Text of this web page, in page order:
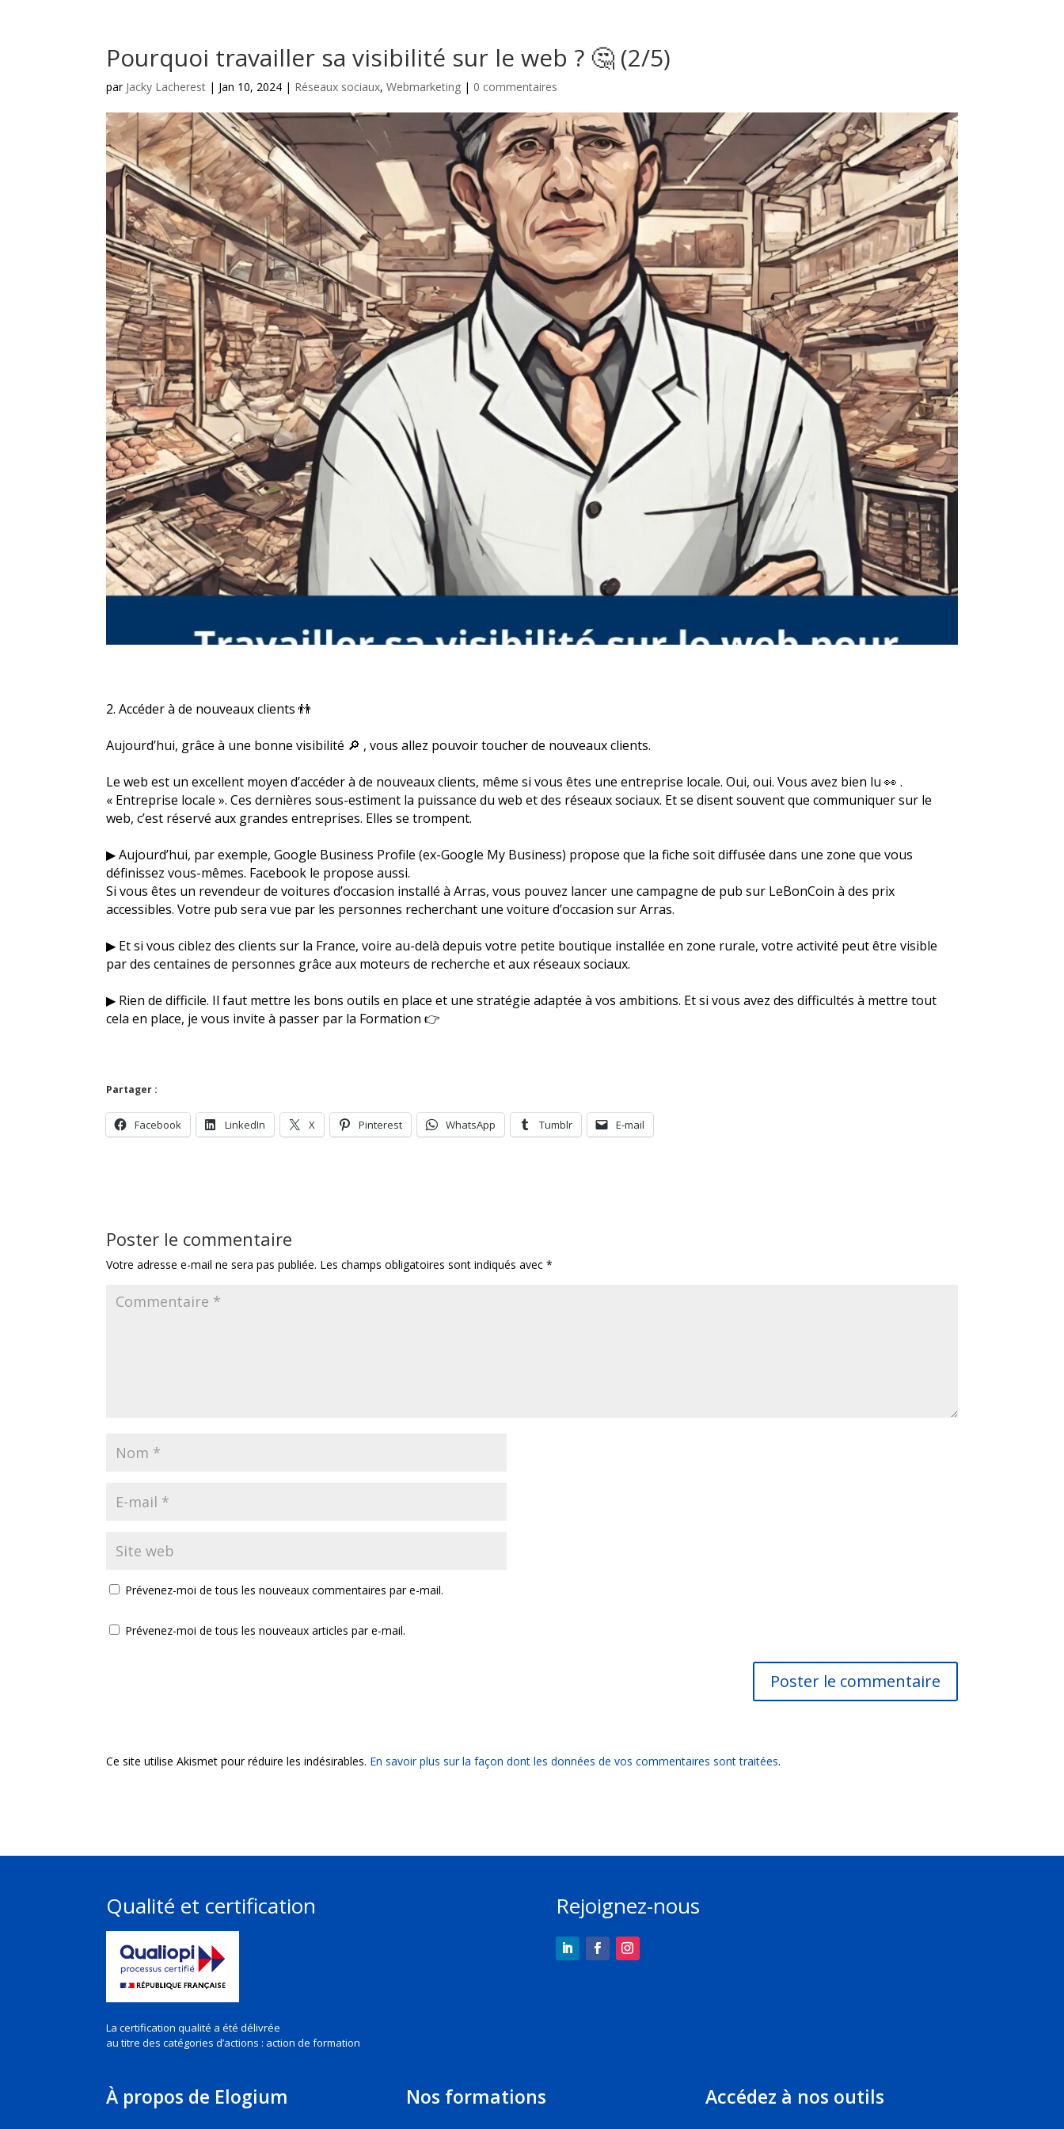
Pourquoi travailler sa visibilité sur le web ? 🤔 (2/5)
par Jacky Lacherest | Jan 10, 2024 | Réseaux sociaux,Webmarketing | 0 commentaires
2. Accéder à de nouveaux clients 👬
Aujourd’hui, grâce à une bonne visibilité 🔎 , vous allez pouvoir toucher de nouveaux clients.
Le web est un excellent moyen d’accéder à de nouveaux clients, même si vous êtes une entreprise locale. Oui, oui. Vous avez bien lu 👀 .
« Entreprise locale ». Ces dernières sous-estiment la puissance du web et des réseaux sociaux. Et se disent souvent que communiquer sur le
web, c’est réservé aux grandes entreprises. Elles se trompent.
▶ Aujourd’hui, par exemple, Google Business Profile (ex-Google My Business) propose que la fiche soit diffusée dans une zone que vous
définissez vous-mêmes. Facebook le propose aussi.
Si vous êtes un revendeur de voitures d’occasion installé à Arras, vous pouvez lancer une campagne de pub sur LeBonCoin à des prix
accessibles. Votre pub sera vue par les personnes recherchant une voiture d’occasion sur Arras.
▶ Et si vous ciblez des clients sur la France, voire au-delà depuis votre petite boutique installée en zone rurale, votre activité peut être visible
par des centaines de personnes grâce aux moteurs de recherche et aux réseaux sociaux.
▶ Rien de difficile. Il faut mettre les bons outils en place et une stratégie adaptée à vos ambitions. Et si vous avez des difficultés à mettre tout
cela en place, je vous invite à passer par la Formation 👉
Partager :
Facebook LinkedIn X Pinterest WhatsApp Tumblr E-mail
Poster le commentaire
Votre adresse e-mail ne sera pas publiée. Les champs obligatoires sont indiqués avec*
Prévenez-moi de tous les nouveaux commentaires par e-mail.
Prévenez-moi de tous les nouveaux articles par e-mail.
Ce site utilise Akismet pour réduire les indésirables. En savoir plus sur la façon dont les données de vos commentaires sont traitées.
Qualité et certification
La certification qualité a été délivrée
au titre descatégories d’actions : action de formation
Rejoignez-nous
À propos de Elogium Nos formations Accédez à nos outils